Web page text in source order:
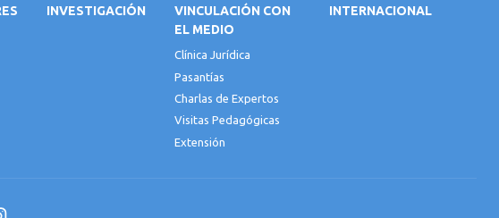
INVESTIGACIÓN
VINCULACIÓN CON
EL MEDIO
Clínica Jurídica
Pasantías
Charlas de Expertos
Visitas Pedagógicas
Extensión
INTERNACIONAL